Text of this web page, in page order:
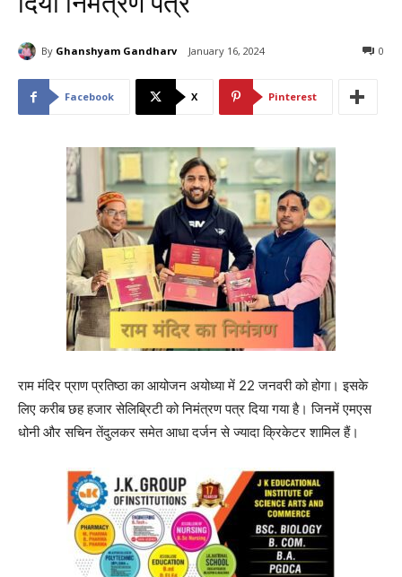
By Ghanshyam Gandharv January 16, 2024 0
Facebook X Pinterest
राम मंदिर प्राण प्रतिष्ठा का आयोजन अयोध्‍या में 22 जनवरी को होगा। इसके
लिए करीब छह हजार सेलिब्रिटी को निमंत्रण पत्र दिया गया है। जिनमें एमएस
धोनी और सचिन तेंदुलकर समेत आधा दर्जन से ज्‍यादा क्रिकेटर शामिल हैं।